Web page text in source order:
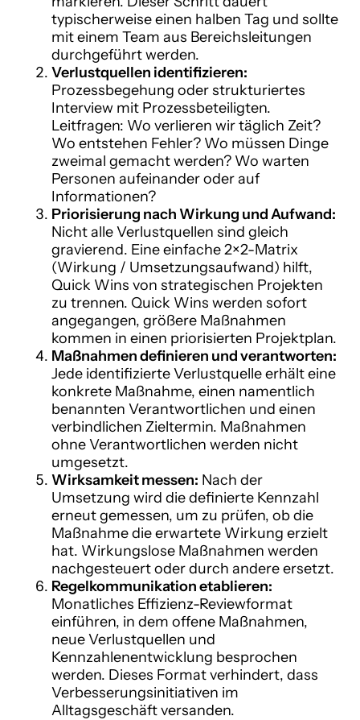
typischerweise einen halben Tag und sollte
mit einem Team aus Bereichsleitungen
durchgeführt werden.
Verlustquellen identifizieren:
Prozessbegehung oder strukturiertes
Interview mit Prozessbeteiligten.
Leitfragen: Wo verlieren wir täglich Zeit?
Wo entstehen Fehler? Wo müssen Dinge
zweimal gemacht werden? Wo warten
Personen aufeinander oder auf
Informationen?
Priorisierung nach Wirkung und Aufwand:
Nicht alle Verlustquellen sind gleich
gravierend. Eine einfache 2×2-Matrix
(Wirkung / Umsetzungsaufwand) hilft,
Quick Wins von strategischen Projekten
zu trennen. Quick Wins werden sofort
angegangen, größere Maßnahmen
kommen in einen priorisierten Projektplan.
Maßnahmen definieren und verantworten:
Jede identifizierte Verlustquelle erhält eine
konkrete Maßnahme, einen namentlich
benannten Verantwortlichen und einen
verbindlichen Zieltermin. Maßnahmen
ohne Verantwortlichen werden nicht
umgesetzt.
Wirksamkeit messen: Nach der
Umsetzung wird die definierte Kennzahl
erneut gemessen, um zu prüfen, ob die
Maßnahme die erwartete Wirkung erzielt
hat. Wirkungslose Maßnahmen werden
nachgesteuert oder durch andere ersetzt.
Regelkommunikation etablieren:
Monatliches Effizienz-Reviewformat
einführen, in dem offene Maßnahmen,
neue Verlustquellen und
Kennzahlenentwicklung besprochen
werden. Dieses Format verhindert, dass
Verbesserungsinitiativen im
Alltagsgeschäft versanden.